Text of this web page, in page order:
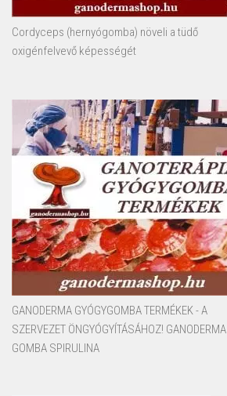
Cordyceps (hernyógomba) növeli a tüdő
oxigénfelvevő képességét
GANODERMA GYÓGYGOMBA TERMÉKEK - A
SZERVEZET ÖNGYÓGYÍTÁSÁHOZ! GANODERMA
GOMBA SPIRULINA